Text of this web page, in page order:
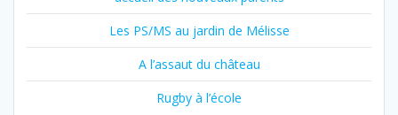
Les PS/MS au jardin de Mélisse
A l’assaut du château
Rugby à l’école